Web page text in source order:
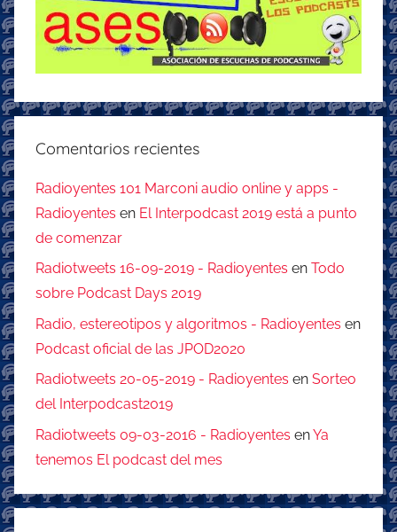
Comentarios recientes
Radioyentes 101 Marconi audio online y apps -
Radioyentes en El Interpodcast 2019 está a punto
de comenzar
Radiotweets 16-09-2019 - Radioyentes en Todo
sobre Podcast Days 2019
Radio, estereotipos y algoritmos - Radioyentes en
Podcast oficial de las JPOD2020
Radiotweets 20-05-2019 - Radioyentes en Sorteo
del Interpodcast2019
Radiotweets 09-03-2016 - Radioyentes enYa
tenemos El podcast del mes